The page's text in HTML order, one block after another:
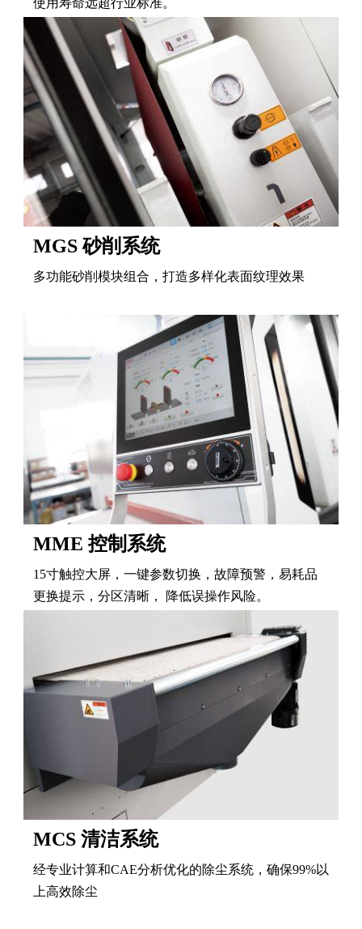
MGS 砂削系统
多功能砂削模块组合，打造多样化表面纹理效果
MME 控制系统
15寸触控大屏，一键参数切换，故障预警，易耗品
更换提示，分区清晰， 降低误操作风险。
MCS 清洁系统
经专业计算和CAE分析优化的除尘系统，确保99%以
上高效除尘